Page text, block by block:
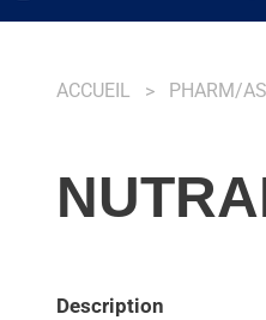
ACCUEIL PHARM/
Description